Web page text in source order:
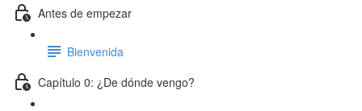
Antes de empezar
Bienvenida
Capítulo 0: ¿De dónde vengo?